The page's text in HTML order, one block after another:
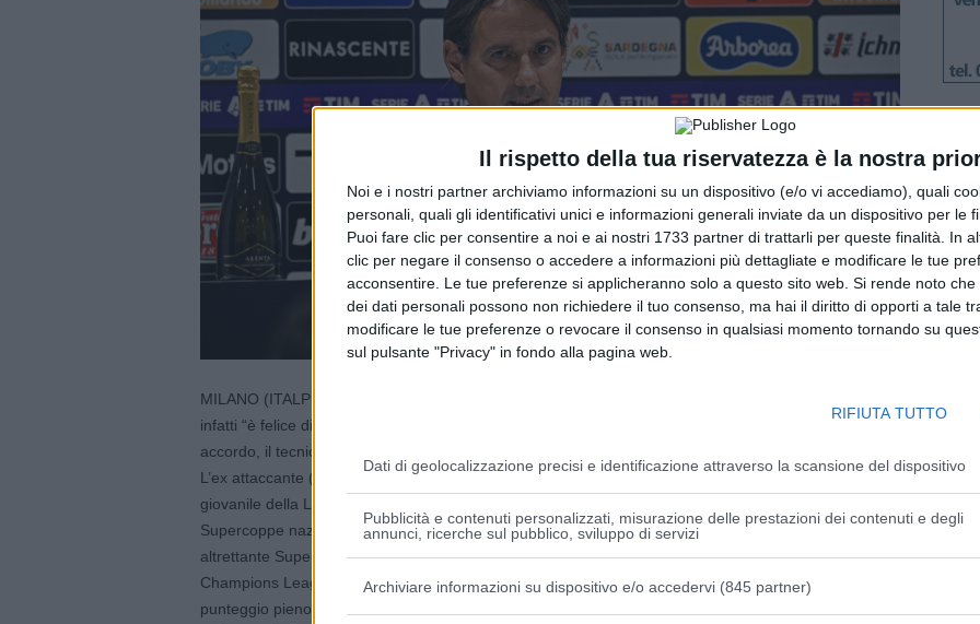
Il rispetto della tua riservatezza è la nostra
Noi e i nostri partner archiviamo informazioni su un dispositivo (e/o vi accediamo), quali
personali, quali gli identificativi unici e informazioni generali inviate da un dispositivo per le
Puoi fare clic per consentire a noi e ai nostri 1733 partner di trattarli per queste finalità. In
clic per negare il consenso o accedere a informazioni più dettagliate e modificare le tue
acconsentire. Le tue preferenze si applicheranno solo a questo sito web. Si rende noto
dei dati personali possono non richiedere il tuo consenso, ma hai il diritto di opporti a tale
modificare le tue preferenze o revocare il consenso in qualsiasi momento tornando su
sul pulsante "Privacy" in fondo alla pagina web.
RIFIUTA TUTTO
Dati di geolocalizzazione precisi e identificazione attraverso la scansione del dispositivo
Pubblicità e contenuti personalizzati, misurazione delle prestazioni dei contenuti e degli
annunci, ricerche sul pubblico, sviluppo di servizi
Archiviare informazioni su dispositivo e/o accedervi (845 partner)
MILANO (ITALPRESS) – Simone Inzaghi e l’Inter insieme per un’altra stagione. Il club nerazzurro,
infatti “è felice di comunicare il rinnovo di contratto dell’allenatore Simone Inzaghi. Grazie al nuovo
accordo, il tecnico sarà alla guida dei nerazzurri fino al 2025”.
L’ex attaccante (piacentino classe 1976) ha iniziato la carriera da allenatore nel 2010 nel settore
giovanile della Lazio, fino ad arrivare alla prima squadra con cui ha vinto una Coppa Italia e due
Supercoppe nazionali. Nel 2021 il trasferimento all’Inter dove ha già conquistato due Coppe Italia e
altrettante Supercoppe italiane, mentre nella scorsa stagione ha portato la squadra in finale di
Champions League (sconfitta di misura a Istanbul contro il Manchester City di Guardiola). A
punteggio pieno in campionato con tre vittorie su tre, 8 reti realizzate e nessuna incassata, nella